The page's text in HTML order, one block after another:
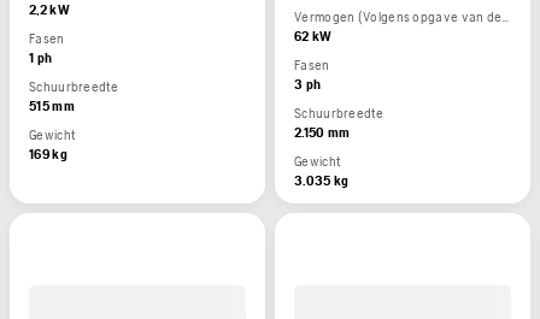
2,2 kW
Fasen
1 ph
Schuurbreedte
515 mm
Gewicht
169 kg
Vermogen (Volgens opgave van de motorfabrikant)
62 kW
Fasen
3 ph
Schuurbreedte
2.150 mm
Gewicht
3.035 kg